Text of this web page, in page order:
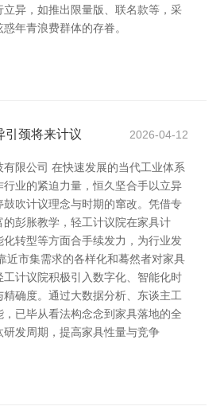
异，如推出限量版、联名款等，采
年青浪费群体的存眷。
引颈将来计议 2026-04-12
有限公司 在快速发展的当代工业体系
业的紧迫力量，恒久坚合手以立异
鼓吹计议理念与时期的窜改。凭借专
彭胀教学，轻工计议院在家具计
转型等方面合手续发力，为行业发
近市集需求的各样化和蓦然者对家具
计议院积极引入数字化、智能化时
确度。通过大数据分析、东谈主工
已毕从看法构念念到家具落地的全
发周期，提高家具性量与竞争